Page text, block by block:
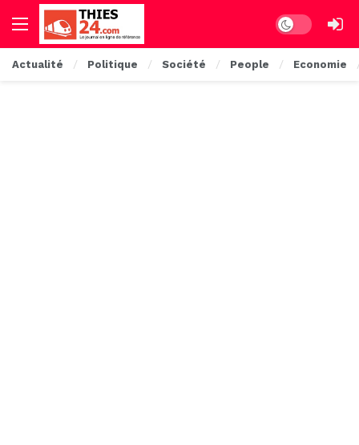
Dark mode
Actualité Politique Société People Economie